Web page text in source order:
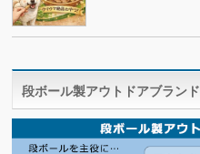
段ボール製アウトドアブランド